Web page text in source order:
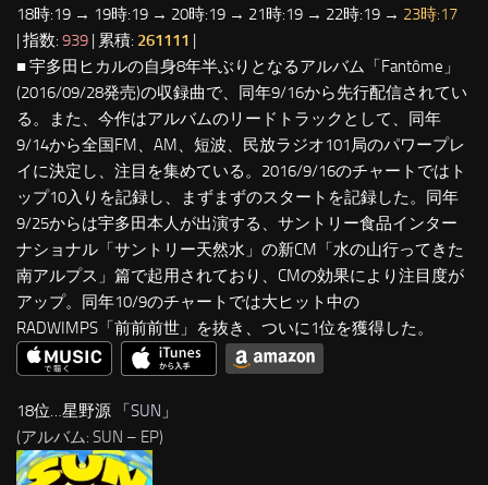
18時:19 → 19時:19 → 20時:19 → 21時:19 → 22時:19 → 23時:17
| 指数: 939 | 累積: 261111 |
■ 宇多田ヒカルの自身8年半ぶりとなるアルバム「Fantôme」
(2016/09/28発売)の収録曲で、同年9/16から先行配信されてい
る。また、今作はアルバムのリードトラックとして、同年
9/14から全国FM、AM、短波、民放ラジオ101局のパワープレ
イに決定し、注目を集めている。2016/9/16のチャートではト
ップ10入りを記録し、まずまずのスタートを記録した。同年
9/25からは宇多田本人が出演する、サントリー食品インター
ナショナル「サントリー天然水」の新CM「水の山行ってきた
南アルプス」篇で起用されており、CMの効果により注目度が
アップ。同年10/9のチャートでは大ヒット中の
RADWIMPS「前前前世」を抜き、ついに1位を獲得した。
18位…星野源 「SUN 」
(アルバム: SUN – EP)